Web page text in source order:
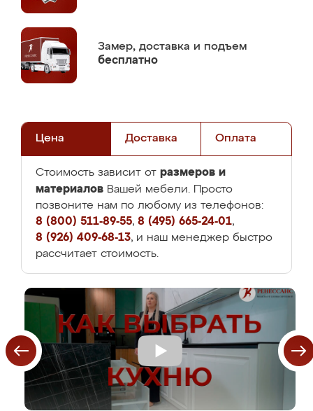
Замер, доставка и подъем
бесплатно
Цена Доставка Оплата
Стоимость зависит от размеров и
материалов Вашей мебели. Просто
позвоните нам по любому из телефонов:
8 (800) 511-89-55, 8 (495) 665-24-01,
8 (926) 409-68-13, и наш менеджер быстро
рассчитает стоимость.